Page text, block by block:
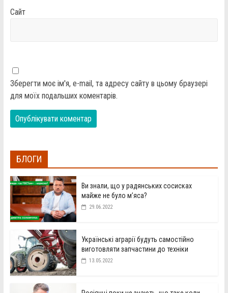
Сайт
Зберегти моє ім'я, e-mail, та адресу сайту в цьому браузері
для моїх подальших коментарів.
БЛОГИ
Ви знали, що у радянських сосисках
майже не було м’яса?
29.06.2022
Українські аграрії будуть самостійно
виготовляти запчастини до техніки
13.05.2022